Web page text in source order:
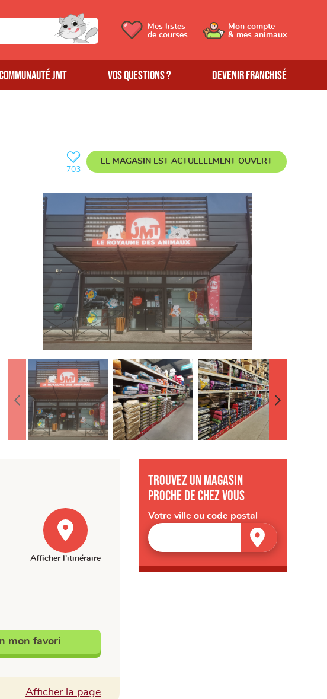
JMT Vos questions ? Devenir franchisé
Mes listes
de courses
Mon compte
& mes animaux
703
LE MAGASIN EST ACTUELLEMENTOUVERT
Afficher l'itinéraire
mon favori
Afficher la pageFacebook
Trouvez un magasin
proche de chez vous
Votre ville ou code postal